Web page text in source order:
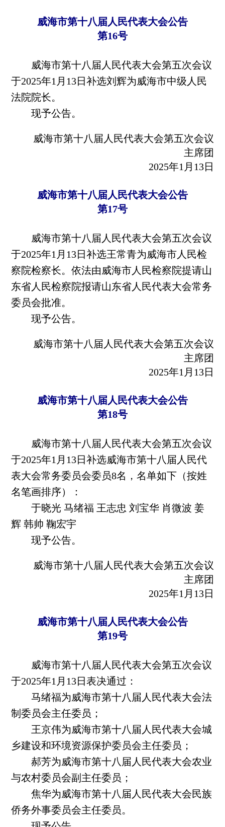
威海市第十八届人民代表大会公告
第16号
威海市第十八届人民代表大会第五次会议
于2025年1月13日补选刘辉为威海市中级人民
法院院长。
现予公告。
威海市第十八届人民代表大会第五次会议
主席团
2025年1月13日
威海市第十八届人民代表大会公告
第17号
威海市第十八届人民代表大会第五次会议
于2025年1月13日补选王常青为威海市人民检
察院检察长。依法由威海市人民检察院提请山
东省人民检察院报请山东省人民代表大会常务
委员会批准。
现予公告。
威海市第十八届人民代表大会第五次会议
主席团
2025年1月13日
威海市第十八届人民代表大会公告
第18号
威海市第十八届人民代表大会第五次会议
于2025年1月13日补选威海市第十八届人民代
表大会常务委员会委员8名，名单如下（按姓
名笔画排序）：
于晓光 马绪福 王志忠 刘宝华 肖微波 姜
辉 韩帅 鞠宏宇
现予公告。
威海市第十八届人民代表大会第五次会议
主席团
2025年1月13日
威海市第十八届人民代表大会公告
第19号
威海市第十八届人民代表大会第五次会议
于2025年1月13日表决通过：
马绪福为威海市第十八届人民代表大会法
制委员会主任委员；
王京伟为威海市第十八届人民代表大会城
乡建设和环境资源保护委员会主任委员；
郝芳为威海市第十八届人民代表大会农业
与农村委员会副主任委员；
焦华为威海市第十八届人民代表大会民族
侨务外事委员会主任委员。